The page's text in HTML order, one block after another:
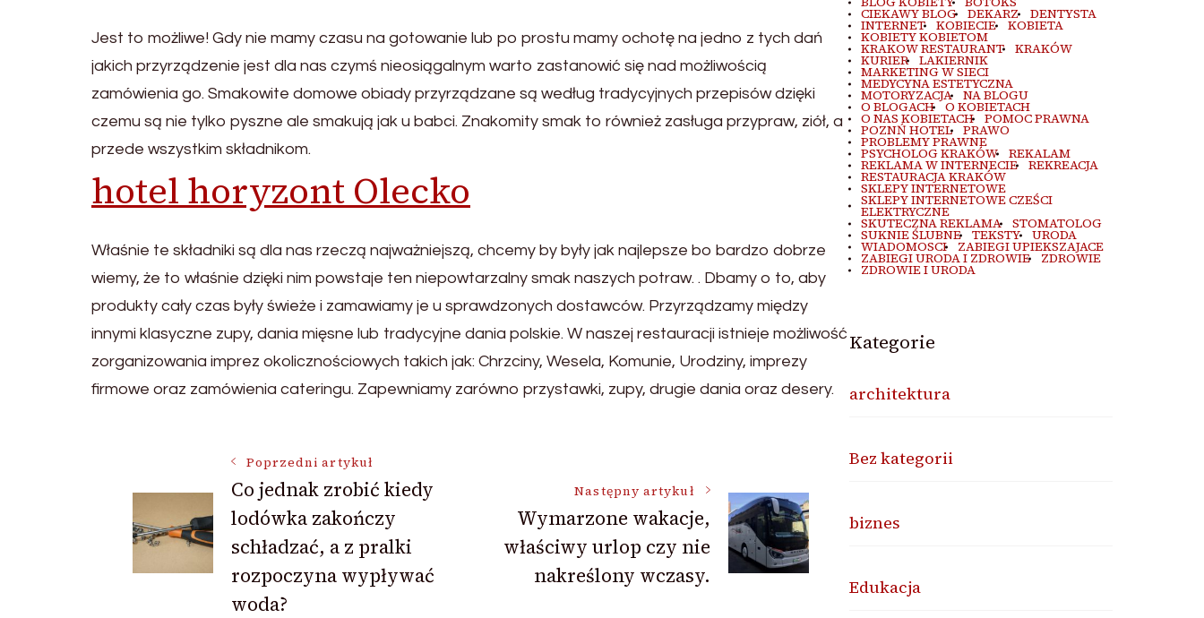
Jest to możliwe! Gdy nie mamy czasu na gotowanie lub po prostu mamy ochotę na jedno z tych dań
jakich przyrządzenie jest dla nas czymś nieosiągalnym warto zastanowić się nad możliwością
zamówienia go. Smakowite domowe obiady przyrządzane są według tradycyjnych przepisów dzięki
czemu są nie tylko pyszne ale smakują jak u babci. Znakomity smak to również zasługa przypraw, ziół, a
przede wszystkim składnikom.
hotel horyzont Olecko
Właśnie te składniki są dla nas rzeczą najważniejszą, chcemy by były jak najlepsze bo bardzo dobrze
wiemy, że to właśnie dzięki nim powstaje ten niepowtarzalny smak naszych potraw. . Dbamy o to, aby
produkty cały czas były świeże i zamawiamy je u sprawdzonych dostawców. Przyrządzamy między
innymi klasyczne zupy, dania mięsne lub tradycyjne dania polskie. W naszej restauracji istnieje możliwość
zorganizowania imprez okolicznościowych takich jak: Chrzciny, Wesela, Komunie, Urodziny, imprezy
firmowe oraz zamówienia cateringu. Zapewniamy zarówno przystawki, zupy, drugie dania oraz desery.
Nawigacja
wpisu
Poprzedni artykuł
Co jednak zrobić kiedy
lodówka zakończy
schładzać, a z pralki
rozpoczyna wypływać
woda?
Następny artykuł
Wymarzone wakacje,
właściwy urlop czy nie
nakreślony wczasy.
CIEKAWY BLOG DEKARZ DENTYSTA
INTERNET KOBIECIE KOBIETA
KOBIETY KOBIETOM
KRAKOW RESTAURANT KRAKÓW
KURIER LAKIERNIK
MARKETING W SIECI
MEDYCYNA ESTETYCZNA
MOTORYZACJA NA BLOGU
O BLOGACH O KOBIETACH
O NAS KOBIETACH POMOC PRAWNA
POZNŃ HOTEL PRAWO
PROBLEMY PRAWNE
PSYCHOLOG KRAKÓW REKALAM
REKLAMA W INTERNECIE REKREACJA
RESTAURACJA KRAKÓW
SKLEPY INTERNETOWE
SKLEPY INTERNETOWE CZEŚCI
ELEKTRYCZNE
SKUTECZNA REKLAMA STOMATOLOG
SUKNIE ŚLUBNE TEKSTY URODA
WIADOMOSCI ZABIEGI UPIEKSZAJACE
ZABIEGI URODA I ZDROWIE ZDROWIE
ZDROWIE I URODA
Kategorie
architektura
Bez kategorii
biznes
Edukacja